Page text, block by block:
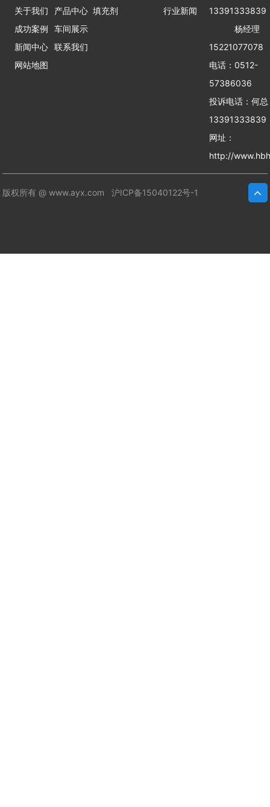
关于我们
产品中心
成功案例
车间展示
新闻中心 联系我们
网站地图
填充剂
行业新闻
13391333839
杨经理
15221077078
电话：0512-
57386036
投诉电话：何总
13391333839
网址：
http://
版权所有 @ www.ayx.com沪ICP备15040122号-1